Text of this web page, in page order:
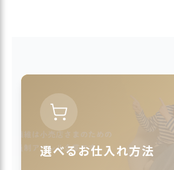
選べるお仕入れ方法